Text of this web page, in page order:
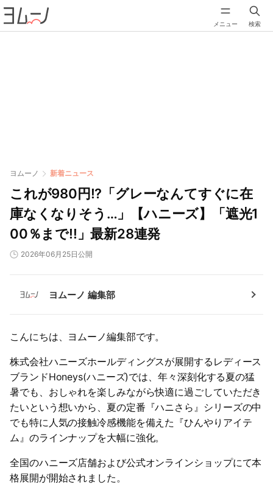
メニュー 検索
ヨムーノ 新着ニュース
これが980円!?「グレーなんてすぐに在
庫なくなりそう…」【ハニーズ】「遮光1
00％まで!!」最新28連発
2026年06月25日公開
ヨムーノ 編集部
こんにちは、ヨムーノ編集部です。
株式会社ハニーズホールディングスが展開するレディース
ブランドHoneys(ハニーズ)では、年々深刻化する夏の猛
暑でも、おしゃれを楽しみながら快適に過ごしていただき
たいという想いから、夏の定番『ハニさら』シリーズの中
でも特に人気の接触冷感機能を備えた『ひんやりアイテ
ム』のラインナップを大幅に強化。
全国のハニーズ店舗および公式オンラインショップにて本
格展開が開始されました。